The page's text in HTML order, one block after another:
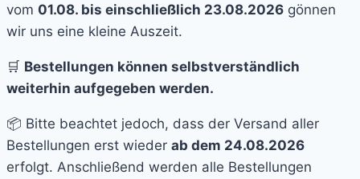
vom 01.08. bis einschließlich 23.08.2026 gönnen
wir uns eine kleine Auszeit.
🛒 Bestellungen können selbstverständlich
weiterhin aufgegeben werden.
📦 Bitte beachtet jedoch, dass der Versand aller
Bestellungen erst wieder ab dem 24.08.2026
erfolgt. Anschließend werden alle Bestellungen